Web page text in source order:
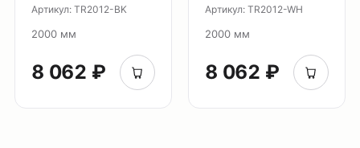
Артикул: TR2012-BK
2000 мм
8 062 ₽
Артикул: TR2012-WH
2000 мм
8 062 ₽
Монтажным организациям
Социальные сети
Торговым компаниям